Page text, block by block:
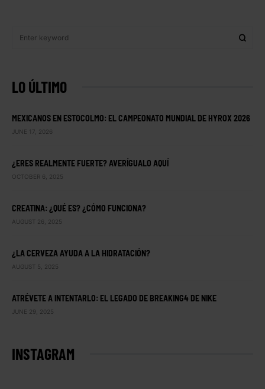
LO ÚLTIMO
MEXICANOS EN ESTOCOLMO: EL CAMPEONATO MUNDIAL DE HYROX 2026
JUNE 17, 2026
¿ERES REALMENTE FUERTE? AVERÍGUALO AQUÍ
OCTOBER 6, 2025
CREATINA: ¿QUÉ ES? ¿CÓMO FUNCIONA?
AUGUST 26, 2025
¿LA CERVEZA AYUDA A LA HIDRATACIÓN?
AUGUST 5, 2025
ATRÉVETE A INTENTARLO: EL LEGADO DE BREAKING4 DE NIKE
JUNE 29, 2025
INSTAGRAM